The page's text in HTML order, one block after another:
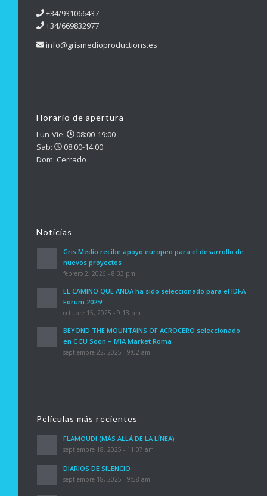
+34/931066437
+34/669832977
info@grismedioproductions.es
Horario de apertura
Lun-Vie:
08:00-19:00
Sab:
08:00-14:00
Dom: Cerrado
Noticias
Gris Medio recibe apoyo europeo para el desarrollo de
nuevos proyectos
febrero 2, 2026 - 8:33 pm
EL CAMINO QUE ANDA ha sido seleccionado para el IDFA
Forum 2025!
octubre 15, 2025 - 9:13 pm
BEYOND THE MOUNTAINS OF ACROCERO seleccionado
en C EU Soon – MIA Market Roma
septiembre 22, 2025 - 9:02 am
Películas más recientes
FLAMOUDI (MÁS ALLÁ DE LA LÍNEA)
septiembre 18, 2025 - 11:07 am
DIARIOS DE SILENCIO
septiembre 18, 2025 - 9:58 am